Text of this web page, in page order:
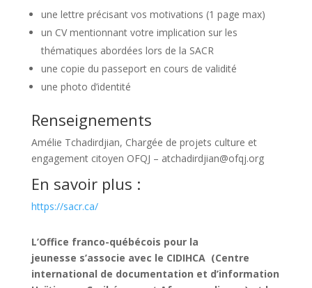
une lettre précisant vos motivations (1 page max)
un CV mentionnant votre implication sur les
thématiques abordées lors de la SACR
une copie du passeport en cours de validité
une photo d’identité
Renseignements
Amélie Tchadirdjian, Chargée de projets culture et
engagement citoyen OFQJ – atchadirdjian@ofqj.org
En savoir plus :
https://sacr.ca/
L’Office franco-québécois pour la
jeunesse s’associe avec le CIDIHCA (Centre
international de documentation et d’information